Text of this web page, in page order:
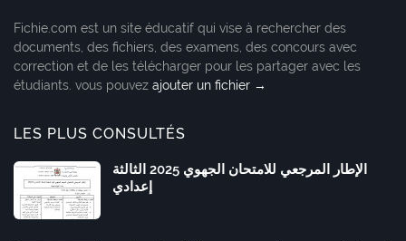
Fichie.com est un site éducatif qui vise à rechercher des
documents, des fichiers, des examens, des concours avec
correction et de les télécharger pour les partager avec les
étudiants. vous pouvez ajouter un fichier →
LES PLUS CONSULTÉS
الإطار المرجعي للامتحان الجهوي 2025 الثالثة
إعدادي